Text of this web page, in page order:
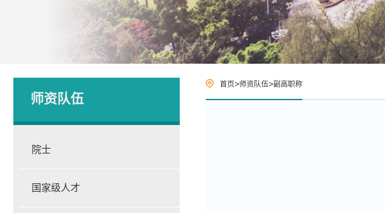
师资队伍
院士
国家级人才
首页>师资队伍>副高职称